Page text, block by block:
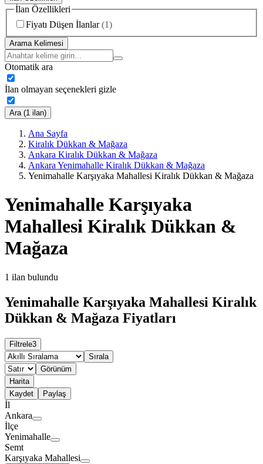
İlan Özellikleri
Fiyatı Düşen İlanlar (1)
Arama Kelimesi
Otomatik ara
İlan olmayan seçenekleri gizle
Ara (1 ilan)
Ana Sayfa
Kiralık Dükkan & Mağaza
Ankara Kiralık Dükkan & Mağaza
Ankara Yenimahalle Kiralık Dükkan & Mağaza
Yenimahalle Karşıyaka Mahallesi Kiralık Dükkan & Mağaza
Yenimahalle Karşıyaka
Mahallesi Kiralık Dükkan &
Mağaza
1 ilan bulundu
Yenimahalle Karşıyaka Mahallesi Kiralık
Dükkan & Mağaza Fiyatları
Filtrele3
Sırala
Görünüm
Harita
Kaydet
Paylaş
İl
Ankara
İlçe
Yenimahalle
Semt
Karşıyaka Mahallesi